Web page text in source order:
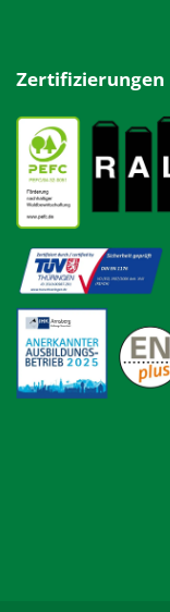
Zertifizierungen